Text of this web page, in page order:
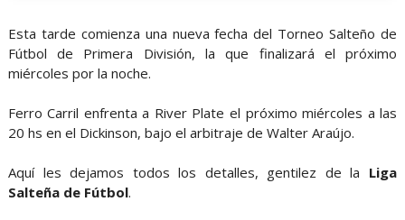
Esta tarde comienza una nueva fecha del Torneo Salteño de
Fútbol de Primera División, la que finalizará el próximo
miércoles por la noche.
Ferro Carril enfrenta a River Plate el próximo miércoles a las
20 hs en el Dickinson, bajo el arbitraje de Walter Araújo.
Aquí les dejamos todos los detalles, gentilez de la Liga
Salteña de Fútbol.